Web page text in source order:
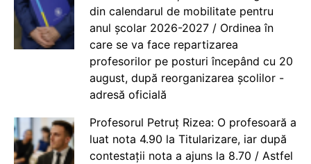
din calendarul de mobilitate pentru
anul școlar 2026-2027 / Ordinea în
care se va face repartizarea
profesorilor pe posturi începând cu 20
august, după reorganizarea școlilor -
adresă oficială
Profesorul Petruț Rizea: O profesoară a
luat nota 4.90 la Titularizare, iar după
contestații nota a ajuns la 8.70 / Astfel